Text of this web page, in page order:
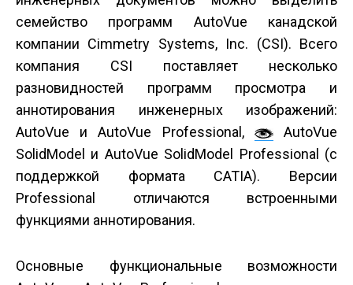
семейство программ AutoVue канадской
компании Cimmetry Systems, Inc. (CSI). Всего
компания CSI поставляет несколько
разновидностей программ просмотра и
аннотирования инженерных изображений:
AutoVue и AutoVue Professional,
AutoVue
SolidModel и AutoVue SolidModel Professional (с
поддержкой формата CATIA). Версии
Professional отличаются встроенными
функциями аннотирования.
Основные функциональные возможности